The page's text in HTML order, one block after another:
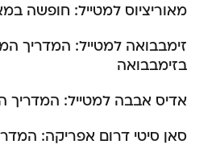
מאוריציוס למטייל: חופשה
זימבבואה למטייל: המדריך
בזימבבואה
אדיס אבבה למטייל: המדריך
סאן סיטי דרום אפריקה: